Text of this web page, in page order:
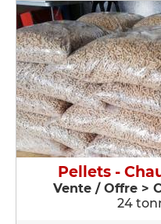
Pellets -
Vente / Offre >
24